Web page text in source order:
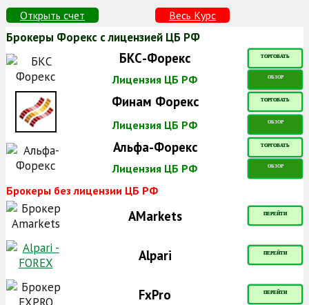
Открыть счет Весь Курс
Брокеры Форекс с лицензией ЦБ РФ
БКС-Форекс ТОРГОВАТЬ
Лицензия ЦБ РФ ОБЗОР
Финам Форекс ТОРГОВАТЬ
Лицензия ЦБ РФ ОБЗОР
Альфа-Форекс ТОРГОВАТЬ
Лицензия ЦБ РФ ОБЗОР
Брокеры без лицензии ЦБ РФ
AMarkets ПЕРЕЙТИ
Alpari ПЕРЕЙТИ
FxPro ПЕРЕЙТИ